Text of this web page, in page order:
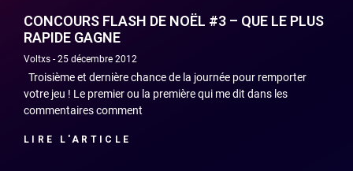
CONCOURS FLASH DE NOËL #3 – QUE LE PLUS
RAPIDE GAGNE
Voltxs 25 décembre 2012
Troisième et dernière chance de la journée pour remporter
votre jeu ! Le premier ou la première qui me dit dans les
commentaires comment
LIRE L'ARTICLE